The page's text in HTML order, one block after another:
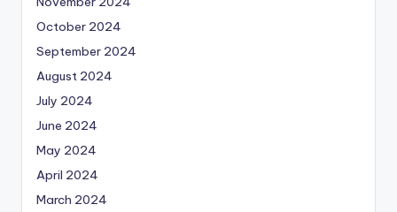
October 2024
September 2024
August 2024
July 2024
June 2024
May 2024
April 2024
March 2024